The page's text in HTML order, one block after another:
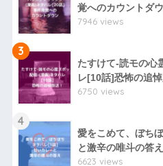
覚へのカウントダ
7946 views
3
たすけて-読モの心
レ[10話]恐怖の追悼
6750 views
4
愛をこめて、ぼち
と激辛の唯斗の答え
6623 views